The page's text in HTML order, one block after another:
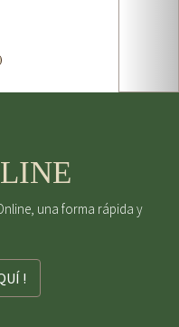
una forma rápida y
!